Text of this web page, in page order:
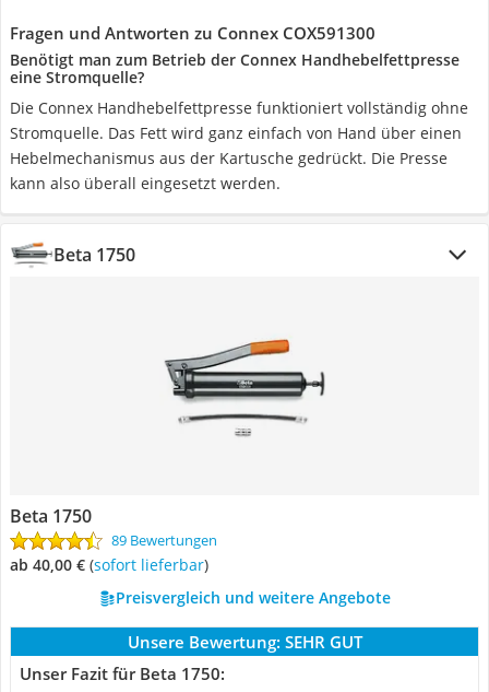
Fragen und Antworten zu Connex COX591300
Benötigt man zum Betrieb der Connex Handhebelfettpresse
eine Stromquelle?
Die Connex Handhebelfettpresse funktioniert vollständig ohne
Stromquelle. Das Fett wird ganz einfach von Hand über einen
Hebelmechanismus aus der Kartusche gedrückt. Die Presse
kann also überall eingesetzt werden.
Beta 1750
Beta 1750
89 Bewertungen
ab 40,00 € ( Sofort lieferbar)
Preisvergleich und weitere Angebote
Unsere Bewertung: SEHR GUT
Unser Fazit für Beta 1750: